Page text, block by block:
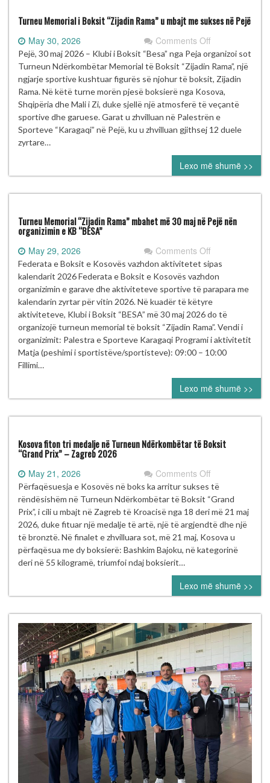
të
Prishtinës
Turneu Memorial i Boksit “Zijadin Rama” u mbajt me sukses në Pejë
May 30, 2026 Comments Offon
Turneu
Memorial
i
Boksit
“Zijadin
Rama”
u
me
sukses
në
Pejë
Pejë, 30 maj 2026 – Klubi i Boksit “Besa” nga Peja organizoi sot
Turneun Ndërkombëtar Memorial të Boksit “Zijadin Rama”, një
ngjarje sportive kushtuar figurës së njohur të boksit, Zijadin
Rama. Në këtë turne morën pjesë boksierë nga Kosova,
Shqipëria dhe Mali i Zi, duke sjellë një atmosferë të veçantë
sportive dhe garuese. Garat u zhvilluan në Palestrën e
Sporteve “Karagaqi” në Pejë, ku u zhvilluan gjithsej 12 duele
zyrtare…
Lexo më shumë >>
Turneu Memorial “Zijadin Rama” mbahet më 30 maj në Pejë nën
organizimin e KB “BESA”
May 29, 2026 Comments Offon
Turneu
Memorial
“Zijadin
Rama”
mbahet
më
30
maj
Pejë
nën
organizimin
e
“BESA”
Federata e Boksit e Kosovës vazhdon aktivitetet sipas
kalendarit 2026 Federata e Boksit e Kosovës vazhdon
organizimin e garave dhe aktiviteteve sportive të parapara me
kalendarin zyrtar për vitin 2026. Në kuadër të këtyre
aktiviteteve, Klubi i Boksit “BESA” më 30 maj 2026 do të
organizojë turneun memorial të boksit “Zijadin Rama”. Vendi i
organizimit: Palestra e Sporteve Karagaqi Programi i aktivitetit
Matja (peshimi i sportistëve/sportisteve): 09:00 – 10:00
Fillimi…
Lexo më shumë >>
Kosova fiton tri medalje në Turneun Ndërkombëtar të Boksit
“Grand Prix” – Zagreb 2026
May 21, 2026 Comments Offon
Kosova
fiton
tri
medalje
në
Turneun
të
Boksit
“Grand
Prix”
–
Zagreb
2026
Përfaqësuesja e Kosovës në boks ka arritur sukses të
rëndësishëm në Turneun Ndërkombëtar të Boksit “Grand
Prix”, i cili u mbajt në Zagreb të Kroacisë nga 18 deri më 21 maj
2026, duke fituar një medalje të artë, një të argjendtë dhe një
të bronztë. Në finalet e zhvilluara sot, më 21 maj, Kosova u
përfaqësua me dy boksierë: Bashkim Bajoku, në kategorinë
deri në 55 kilogramë, triumfoi ndaj boksierit…
Lexo më shumë >>